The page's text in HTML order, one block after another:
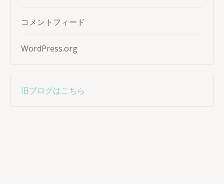
コメントフィード
WordPress.org
旧ブログはこちら